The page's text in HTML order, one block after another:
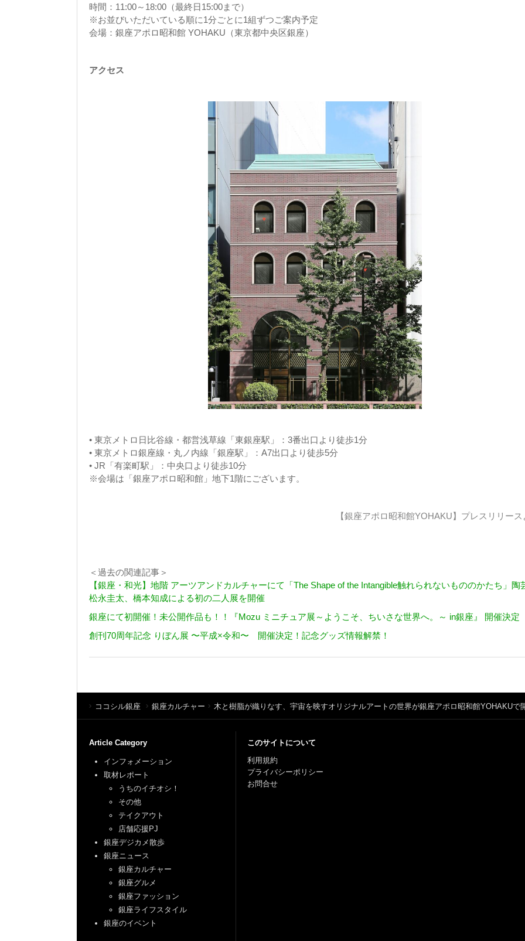
時間：11:00～18:00（最終日15:00まで）
※お並びいただいている順に1分ごとに1組ずつご案内予定
会場：銀座アポロ昭和館 YOHAKU（東京都中央区銀座）
アクセス
• 東京メトロ日比谷線・都営浅草線「東銀座駅」：3番出口より徒歩1分
• 東京メトロ銀座線・丸ノ内線「銀座駅」：A7出口より徒歩5分
• JR「有楽町駅」：中央口より徒歩10分
※会場は「銀座アポロ昭和館」地下1階にございます。
【銀座アポロ昭和館YOHAKU】 プレスリリース
＜過去の関連記事＞
【銀座・和光】地階 アーツアンドカルチャーにて「The Shape of the Intangible触れられないもののかたち」陶
松永圭太、橋本知成による初の二人展を開催
銀座にて初開催！未公開作品も！！『Mozu ミニチュア展～ようこそ、ちいさな世界へ。～ in銀座』 開催決定
創刊70周年記念 りぼん展 〜平成×令和〜 開催決定！記念グッズ情報解禁！
ココシル銀座 銀座カルチャー 木と樹脂が織りなす、宇宙を映すオリジナルアートの世界が銀座アポロ昭和館YOHAKUで
Article Category
インフォメーション
取材レポート
うちのイチオシ！
その他
テイクアウト
店舗応援PJ
銀座デジカメ散歩
銀座ニュース
銀座カルチャー
銀座グルメ
銀座ファッション
銀座ライフスタイル
銀座のイベント
このサイトについて
利用規約
プライバシーポリシー
お問合せ